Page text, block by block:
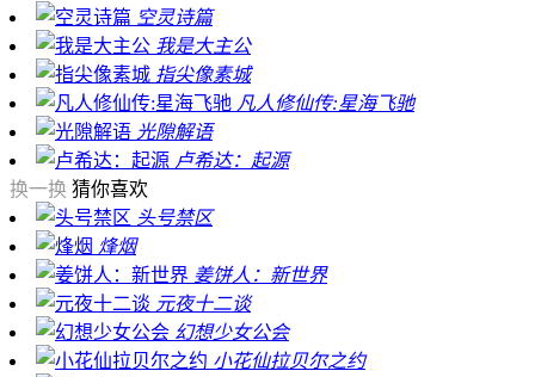
空灵诗篇
我是大主公
指尖像素城
凡人修仙传:星海飞驰
光隙解语
卢希达：起源
换一换 猜你喜欢
头号禁区
烽烟
姜饼人：新世界
元夜十二谈
幻想少女公会
小花仙拉贝尔之约